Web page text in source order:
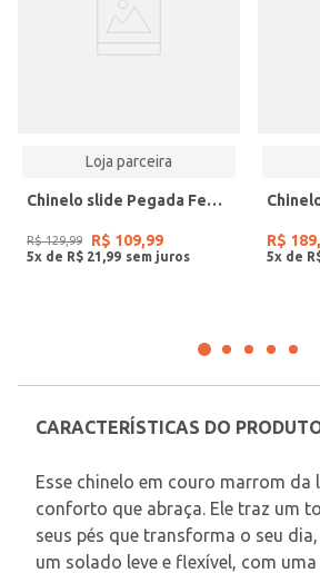
Loja parceira
Chinelo slide Pegada Feminino em Eva Off White 261101-01
R$ 129,99 R$ 109,99
5x de R$ 21 99
R$ 189,
5x de
CARACTERÍSTICAS DO
Esse chinelo em couro marrom da
conforto que abraça. Ele traz um
seus pés que transforma o seu
um solado leve e flexível, com